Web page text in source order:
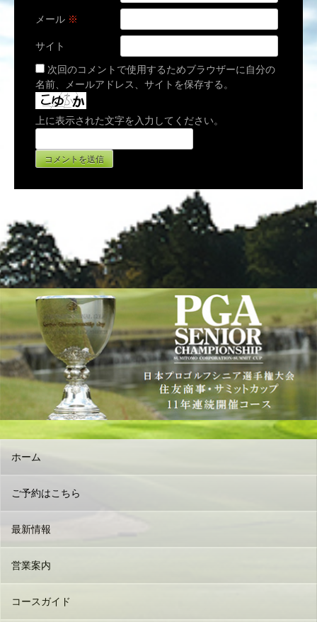
メール ※
サイト
次回のコメントで使用するためブラウザーに自分の
名前、メールアドレス、サイトを保存する。
上に表示された文字を入力してください。
ホーム
ご予約はこちら
最新情報
営業案内
コースガイド